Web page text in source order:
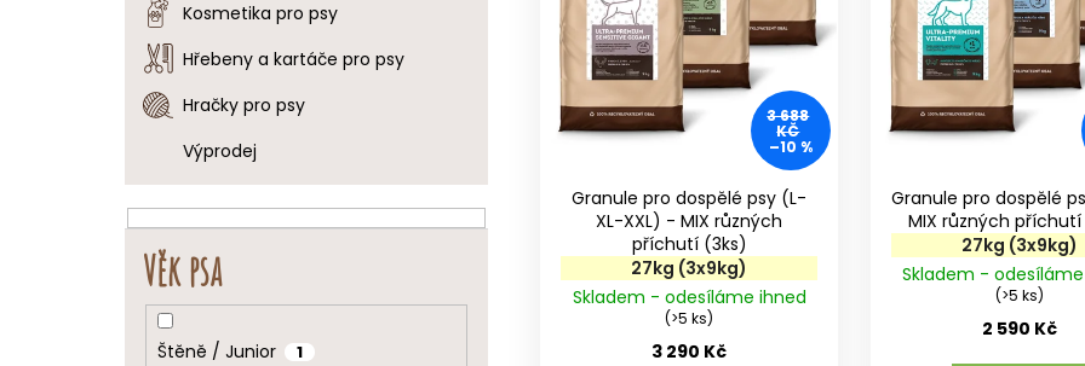
Kosmetika pro psy
Hřebeny a kartáče pro psy
Hračky pro psy
Výprodej
Věk psa
Štěně / Junior 1
3 688
KČ
–10 %
Granule pro dospělé psy (L-
XL-XXL) - MIX různých
27kg (3x9kg)
Skladem - odesíláme ihned
(>5 ks)
3 290 Kč
Granule pro dospělé
27kg (3x9kg)
Skladem -
(>5 ks)
2 590 Kč